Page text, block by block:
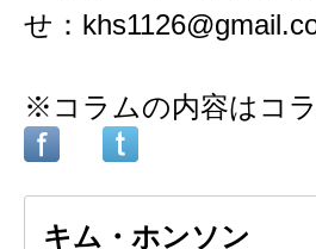
せ：
※コラムの内容はコ
キム・ホンソン